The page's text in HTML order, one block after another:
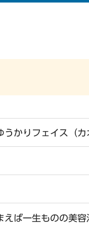
かりフェイス（カ
えば一生ものの美容